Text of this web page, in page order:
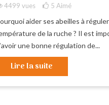
4499 vues 5 Aimé
aider ses abeilles à
de la ruche ? Il est
une bonne régulation de...
Lire la suite